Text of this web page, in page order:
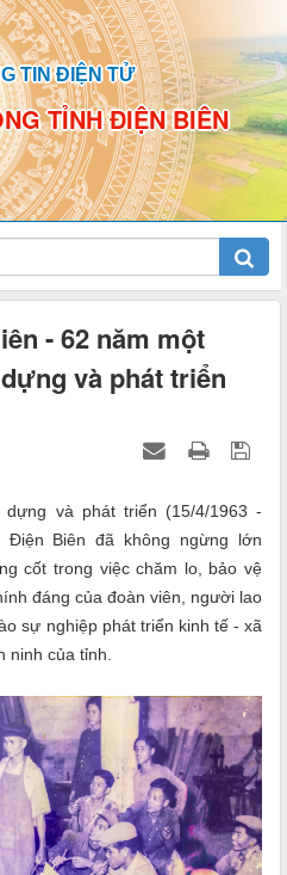
TIN ĐIỆN TỬ
TỈNH ĐIỆN BIÊN
- 62 năm một
và phát triển
và phát triển (15/4/1963 -
Điện Biên đã không ngừng lớn
cốt trong việc chăm lo, bảo vệ
đáng của đoàn viên, người lao
sự nghiệp phát triển kinh tế - xã
ninh của tỉnh.